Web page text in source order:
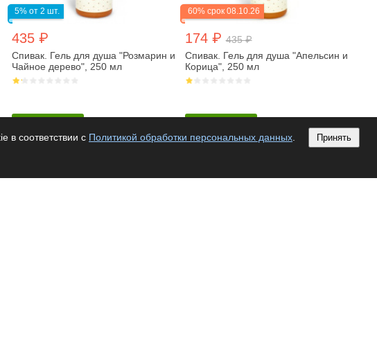
5% от 2 шт.
435 ₽
Спивак. Гель для душа "Розмарин и
Чайное дерево", 250 мл
60% срок 08.10.26
174 ₽435 ₽
Спивак. Гель для душа "Апельсин и
Корица", 250 мл
в соответствии с Политикой обработки персональных данных
Принять